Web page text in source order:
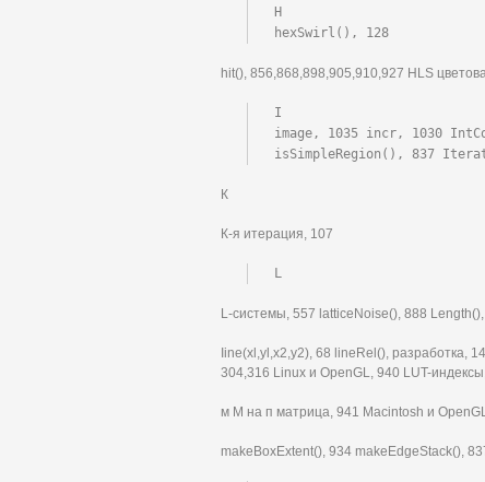
H
hexSwirl(), 128
hit(), 856,868,898,905,910,927 HLS
I
image, 1035 incr, 1030
isSimpleRegion(), 837
К
К-я итерация, 107
L
L-системы, 557 latticeNoise(), 888
Iine(xl,yl,x2,y2), 68 lineRel(), разработка,
304,316 Linux и OpenGL, 940 LUT-
м М на п матрица, 941 Macintosh и
makeBoxExtent(), 934 makeEdgeStack(),